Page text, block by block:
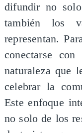
difundir no
también los
representan.
conectarse
naturaleza que
celebrar la
Este enfoque
no solo de los